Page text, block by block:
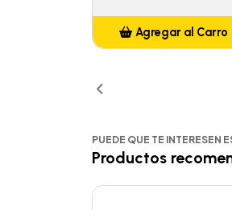
Agregar al Carro
PUEDE QUE TE INTERESEN
Productos